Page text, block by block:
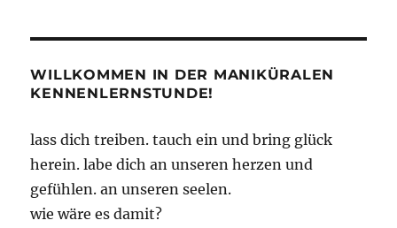
WILLKOMMEN IN DER MANIKÜRALEN
KENNENLERNSTUNDE!
lass dich treiben. tauch ein und bring glück
herein. labe dich an unseren herzen und
gefühlen. an unseren seelen.
wie wäre es damit?